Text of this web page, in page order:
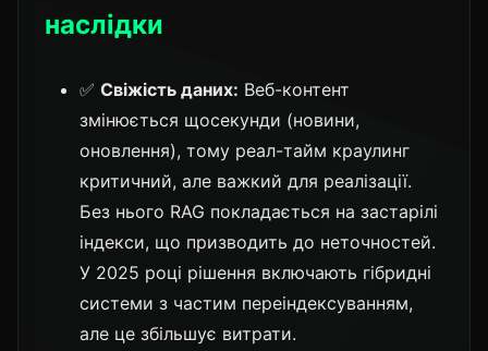
наслідки
✅ Свіжість даних: Веб-контент
змінюється щосекунди (новини,
оновлення), тому реал-тайм краулинг
критичний, але важкий для реалізації.
Без нього RAG покладається на застарілі
індекси, що призводить до неточностей.
У 2025 році рішення включають гібридні
системи з частим переіндексуванням,
але це збільшує витрати.